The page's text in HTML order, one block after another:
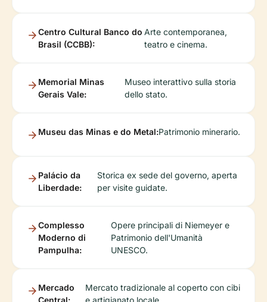
Centro Cultural Banco do
Brasil (CCBB):
Arte contemporanea,
teatro e cinema.
Memorial Minas
Gerais Vale:
Museo interattivo sulla storia
dello stato.
Museu das Minas e do Metal:Patrimonio minerario.
Palácio da
Liberdade:
Storica ex sede del governo, aperta
per visite guidate.
Complesso
Moderno di
Pampulha:
Opere principali di Niemeyer e
Patrimonio dell'Umanità
UNESCO.
Mercado
Central:
Mercato tradizionale al coperto con cibi
e artigianato locale.